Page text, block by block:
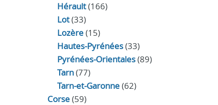
Hérault(166)
Lot(33)
Lozère(15)
Hautes-Pyrénées(33)
Pyrénées-Orientales(89)
Tarn(77)
Tarn-et-Garonne(62)
Corse(59)